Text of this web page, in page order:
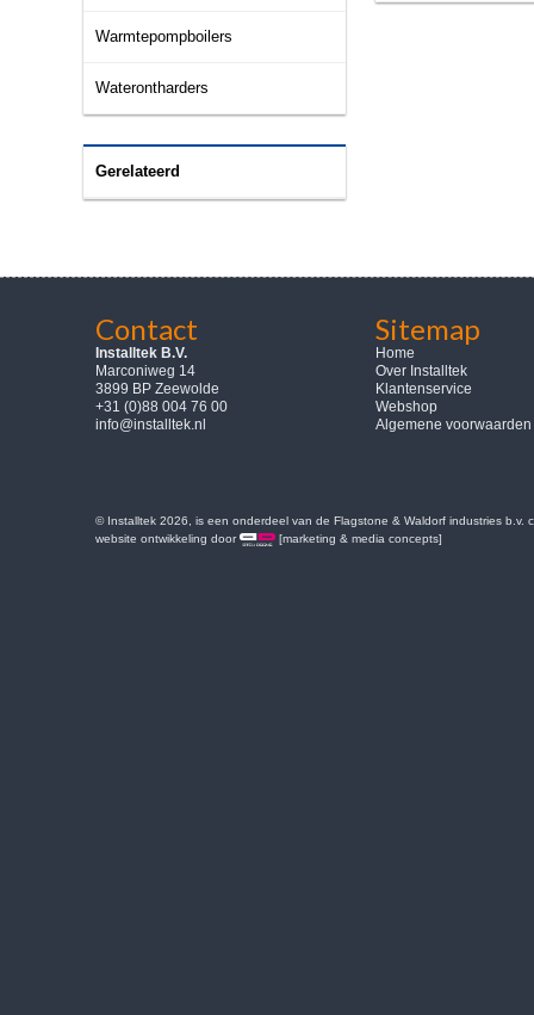
Warmtepompboilers
Waterontharders
Gerelateerd
Contact
Installtek B.V.
Marconiweg 14
3899 BP Zeewolde
+31 (0)88 004 76 00
info@installtek.nl
Sitemap
Home
Over Installtek
Klantenservice
Webshop
Algemene voorwaarden
© Installtek 2026, is een onderdeel van de Flagstone & Waldorf industries b.v.
website ontwikkeling door
[marketing & media concepts]